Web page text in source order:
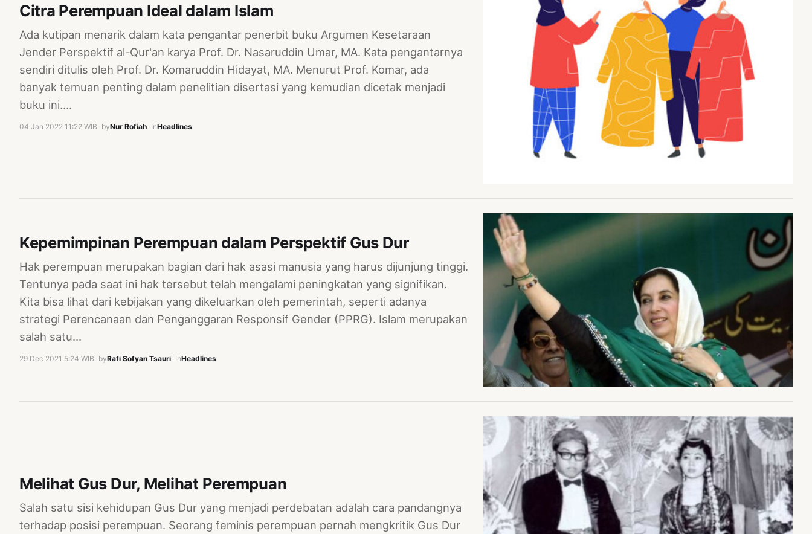
Citra Perempuan Ideal dalam Islam
Ada kutipan menarik dalam kata pengantar penerbit buku Argumen Kesetaraan
Jender Perspektif al-Qur'an karya Prof. Dr. Nasaruddin Umar, MA. Kata pengantarnya
sendiri ditulis oleh Prof. Dr. Komaruddin Hidayat, MA. Menurut Prof. Komar, ada
banyak temuan penting dalam penelitian disertasi yang kemudian dicetak menjadi
buku ini.…
04 Jan 2022 11:22 WIB byNur Rofiah InHeadlines
Kepemimpinan Perempuan dalam Perspektif Gus Dur
Hak perempuan merupakan bagian dari hak asasi manusia yang harus dijunjung tinggi.
Tentunya pada saat ini hak tersebut telah mengalami peningkatan yang signifikan.
Kita bisa lihat dari kebijakan yang dikeluarkan oleh pemerintah, seperti adanya
strategi Perencanaan dan Penganggaran Responsif Gender (PPRG). Islam merupakan
salah satu…
29 Dec 2021 5:24 WIB byRafi Sofyan Tsauri InHeadlines
Melihat Gus Dur, Melihat Perempuan
Salah satu sisi kehidupan Gus Dur yang menjadi perdebatan adalah cara pandangnya
terhadap posisi perempuan. Seorang feminis perempuan pernah mengkritik Gus Dur